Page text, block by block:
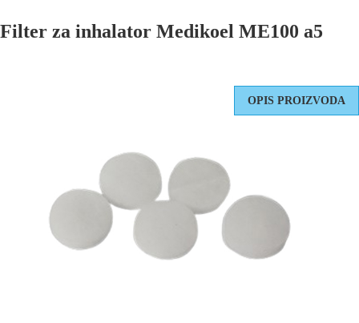
Filter za inhalator Medikoel ME100 a5
OPIS PROIZVODA